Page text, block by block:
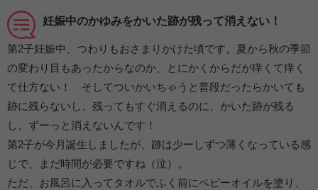
妊娠中のかゆみをかいた跡が残って消えない！
第2子妊娠中、つわりもおさまりかけた頃です。夏から秋の季節
の変わり目もあったからなのか、とにかくからだが痒くて痒く
て仕方ない！ そしてついかいちゃうと普段だったらかいても
跡に残らないし、残ってもすぐ消えるのに、かいた跡が残る
し、ずーっと消えないんです！
第2子が今月誕生しましたが、跡は少ーしずつ薄くなっている感
じで、まだ時間が必要ですね（泣）。
ただ、お風呂に入ってタオルでふく前にベビーオイルを塗り、